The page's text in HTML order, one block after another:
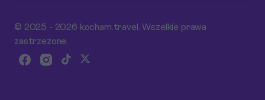
© 2025 - 2026 kocham.travel. Wszelkie prawa
zastrzeżone.